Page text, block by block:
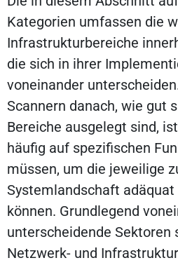
Kategorien umfassen die
Infrastrukturbereiche
die sich in ihrer
voneinander
Scannern danach, wie gut
Bereiche ausgelegt sind,
häufig auf spezifischen
müssen, um die jeweilige
Systemlandschaft
können. Grundlegend
unterscheidende Sektoren
Netzwerk- und